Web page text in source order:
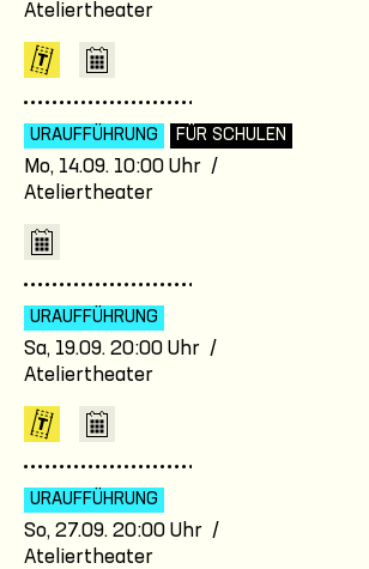
Ateliertheater
URAUFFÜHRUNG FÜR SCHULEN
Mo, 14.09. 10:00 Uhr /
Ateliertheater
URAUFFÜHRUNG
Sa, 19.09. 20:00 Uhr /
Ateliertheater
URAUFFÜHRUNG
So, 27.09. 20:00 Uhr /
Ateliertheater